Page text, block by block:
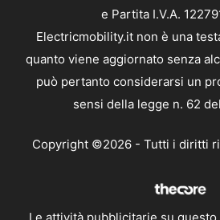
e Partita I.V.A.
Electricmobility.it non è una
quanto viene aggiornato senza
può pertanto considerarsi un
sensi della legge n. 62
Copyright ©2026 - Tutti i diritti